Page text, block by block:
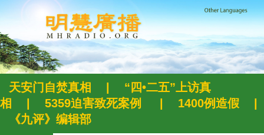
天安门自焚真相
“四•二五”上访真
相
5359迫害致死案例 1400例造假
《九评》编辑部